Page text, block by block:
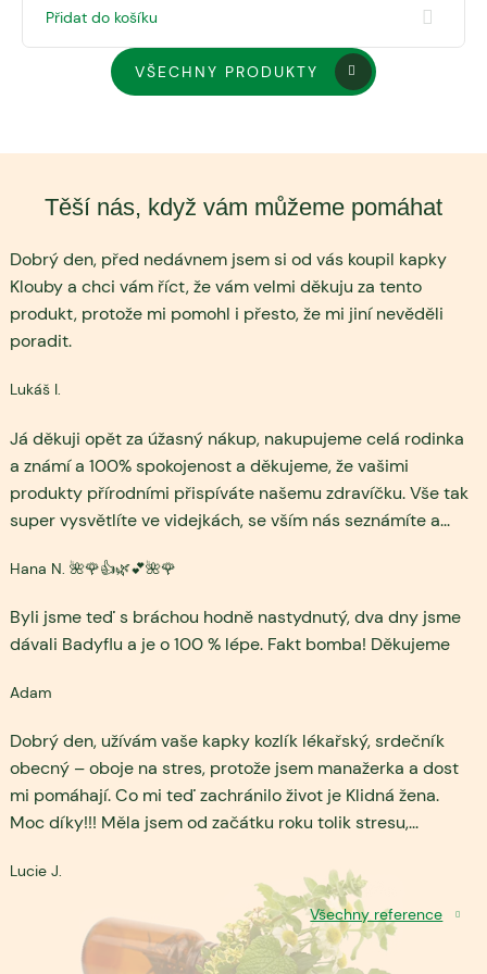
Přidat do košíku
VŠECHNY PRODUKTY
Těší nás, když vám můžeme pomáhat
Dobrý den, před nedávnem jsem si od vás koupil kapky
Klouby a chci vám říct, že vám velmi děkuju za tento
produkt, protože mi pomohl i přesto, že mi jiní nevěděli
poradit.
Lukáš I.
Já děkuji opět za úžasný nákup, nakupujeme celá rodinka
a známí a 100% spokojenost a děkujeme, že vašimi
produkty přírodními přispíváte našemu zdravíčku. Vše tak
super vysvětlíte ve videjkách, se vším nás seznámíte a...
Hana N. 🌺🌹👍🌿💕🌺🌹
Byli jsme teď s bráchou hodně nastydnutý, dva dny jsme
dávali Badyflu a je o 100 % lépe. Fakt bomba! Děkujeme
Adam
Dobrý den, užívám vaše kapky kozlík lékařský, srdečník
obecný – oboje na stres, protože jsem manažerka a dost
mi pomáhají. Co mi teď zachránilo život je Klidná žena.
Moc díky!!! Měla jsem od začátku roku tolik stresu,...
Lucie J.
Všechny reference